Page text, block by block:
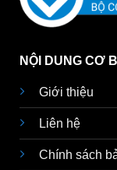
NỘI DUNG CƠ
Giới thiệu
Liên hệ
Chính sách